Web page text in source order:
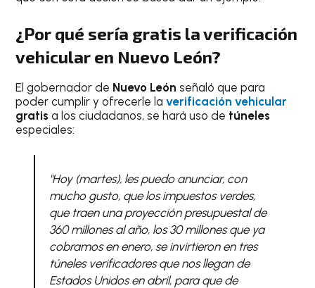
¿Por qué sería gratis la verificación
vehicular en Nuevo León?
El gobernador de Nuevo León señaló que para
poder cumplir y ofrecerle laverificación vehicular
gratis a los ciudadanos, se hará uso de túneles
especiales:
"Hoy (martes), les puedo anunciar, con
mucho gusto, que los impuestos verdes,
que traen una proyección presupuestal de
360 millones al año, los 30 millones que ya
cobramos en enero, se invirtieron en tres
túneles verificadores que nos llegan de
Estados Unidos en abril, para que de